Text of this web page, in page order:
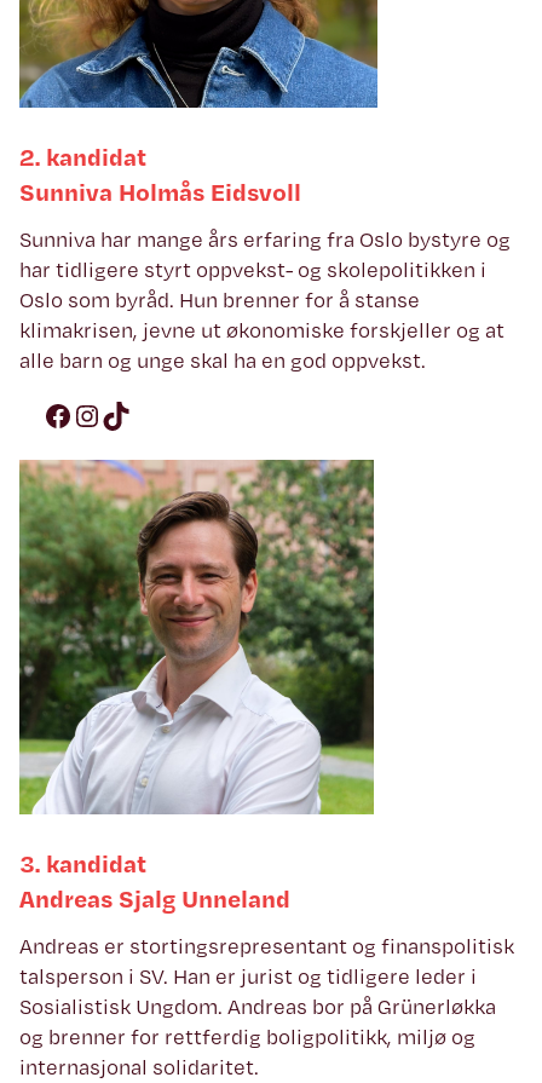
2. kandidat
Sunniva Holmås Eidsvoll
Sunniva har mange års erfaring fra Oslo bystyre og
har tidligere styrt oppvekst- og skolepolitikken i
Oslo som byråd. Hun brenner for å stanse
klimakrisen, jevne ut økonomiske forskjeller og at
alle barn og unge skal ha en god oppvekst.
Facebook InstagramTikTok
3. kandidat
Andreas Sjalg Unneland
Andreas er stortingsrepresentant og finanspolitisk
talsperson i SV. Han er jurist og tidligere leder i
Sosialistisk Ungdom. Andreas bor på Grünerløkka
og brenner for rettferdig boligpolitikk, miljø og
internasjonal solidaritet.